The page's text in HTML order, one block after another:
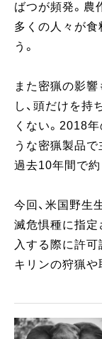
ばつが頻発。農
多くの人々が食
う。
また密猟の影
し、頭だけを持
くない。2018
うな密猟製品で
過去10年間で約
今回、米国野生
滅危惧種に指定
入する際に許
キリンの狩猟や